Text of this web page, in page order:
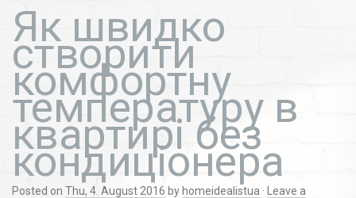
Як швидко
створити
комфортну
температуру в
квартирі без
кондиціонера
Posted on Thu, 4. August 2016 by homeidealistua ·
Leave a